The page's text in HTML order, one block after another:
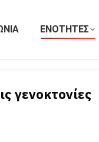
ΕΝΟΤΗΤΕΣ
γενοκτονίες